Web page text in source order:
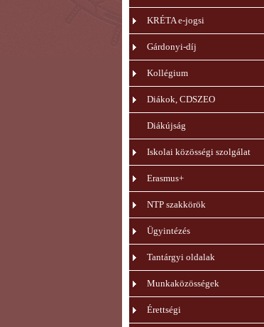
KRÉTA e-jogsi
Gárdonyi-díj
Kollégium
Diákok, CDSZEO
Diákújság
Iskolai közösségi szolgálat
Erasmus+
NTP szakkörök
Ügyintézés
Tantárgyi oldalak
Munkaközösségek
Érettségi